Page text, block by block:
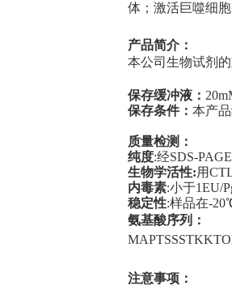
体；激活巨噬细
产品简介：
本公司生物试剂
保存缓冲液：
保存条件： 本产
质量检测：
纯度:经SDS-
生物学活性:用
内毒素:小于1EU/
稳定性:样品在-
氨基酸序列：
注意事项：